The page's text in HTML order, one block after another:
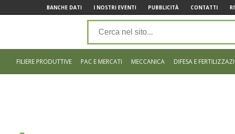
BANCHE DATI I NOSTRI EVENTI PUBBLICITÀ CONTATTI
FILIERE PRODUTTIVE PAC E MERCATI MECCANICA DIFESA E